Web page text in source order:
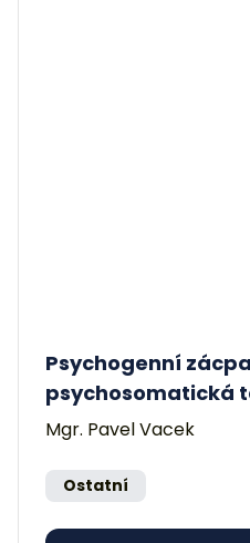
Psychogenní
psychosomatická
Mgr. Pavel Vacek
Ostatní